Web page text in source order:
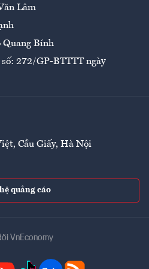
Lâm
Quang Bính
272/GP-BTTTT ngày
Cầu Giấy, Hà Nội
quảng cáo
VnEconomy